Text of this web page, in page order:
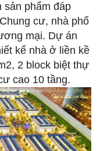
sản phẩm đáp
cư, nhà phố
mại. Dự án
kế nhà ở liền kề
2 block biệt thự
cao 10 tầng.